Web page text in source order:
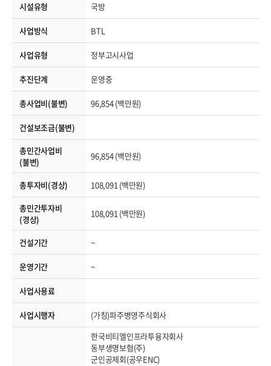
시설유형 국방
사업방식 BTL
사업유형 정부고시사업
추진단계 운영중
총사업비(불변) 96,854 (백만원)
건설보조금(불변)
총민간사업비
(불변)
96,854 (백만원)
총투자비(경상)
108,091 (백만원)
총민간투자비
(경상)
108,091 (백만원)
건설기간 ~
운영기간 ~
사업사용료
사업시행자
(가칭)파주병영주식회사
한국비티엘인프라투융자회사
동부생명보험(주)
군인공제회(공우ENC)